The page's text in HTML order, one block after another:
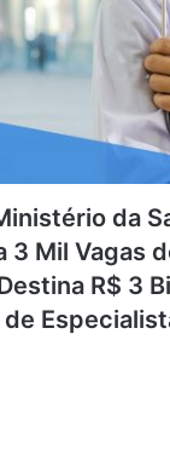
da
3 Mil Vagas
R$ 3